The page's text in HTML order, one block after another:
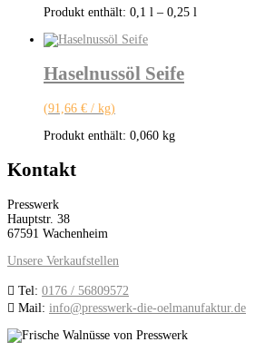
Produkt enthält: 0,1 l – 0,25 l
Haselnussöl Seife
(91,66 € / kg)
Produkt enthält: 0,060 kg
Kontakt
Presswerk
Hauptstr. 38
67591 Wachenheim
Unsere Verkaufstellen
 Tel: 0176 / 56809572
 Mail: info@presswerk-die-oelmanufaktur.de